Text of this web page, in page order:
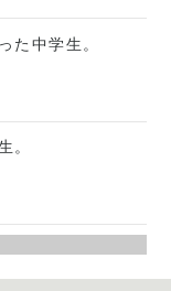
た中学生。
。